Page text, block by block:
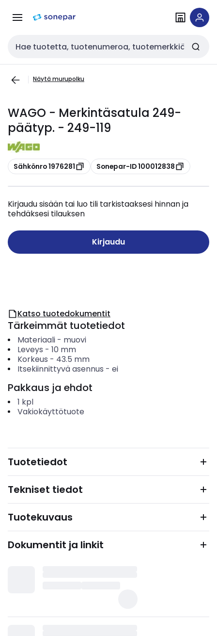
navigointiinsisältöön
Haku
Näytä murupolku
WAGO - Merkintäsatula 249-
päätyp. - 249-119
Kopioi
Sähkönro 1976281 Kopioi
Sonepar-ID 100012838
Kirjaudu sisään tai luo tili tarkistaaksesi hinnan ja
tehdäksesi tilauksen
Kirjaudu
Katso tuotedokumentit
Tärkeimmät tuotetiedot
Materiaali- muovi
Leveys - 10 mm
Korkeus - 43.5 mm
Itsekiinnittyvä asennus - ei
Pakkaus ja ehdot
1 kpl
Vakiokäyttötuote
Tuotetiedot
Tekniset tiedot
Tuotekuvaus
Dokumentit ja linkit